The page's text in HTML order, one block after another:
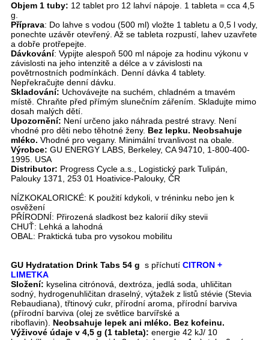
Objem 1 tuby: 12 tablet pro 12 lahví nápoje. 1 tableta = cca 4,5
g.
Příprava: Do lahve s vodou (500 ml) vložte 1 tabletu a 0,5 l vody,
ponechte uzávěr otevřený. Až se tableta rozpustí, lahev uzavřete
a dobře protřepejte.
Dávkování: Vypijte alespoň 500 ml nápoje za hodinu výkonu v
závislosti na jeho intenzitě a délce a v závislosti na
povětrnostních podmínkách. Denní dávka 4 tablety.
Nepřekračujte denní dávku.
Skladování: Uchovávejte na suchém, chladném a tmavém
místě. Chraňte před přímým slunečním zářením. Skladujte mimo
dosah malých dětí.
Upozornění: Není určeno jako náhrada pestré stravy. Není
vhodné pro děti nebo těhotné ženy. Bez lepku. Neobsahuje
mléko. Vhodné pro vegany. Minimální trvanlivost na obale.
Výrobce: GU ENERGY LABS, Berkeley, CA 94710, 1-800-400-
1995. USA
Distributor: Progress Cycle a.s., Logistický park Tulipán,
Palouky 1371, 253 01 Hoativice-Palouky, ČR
NÍZKOKALORICKÉ: K použití kdykoli, v tréninku nebo jen k
osvěžení
PŘÍRODNÍ: Přirozená sladkost bez kalorií díky stevii
CHUŤ: Lehká a lahodná
OBAL: Praktická tuba pro vysokou mobilitu
GU Hydratation Drink Tabs 54 g s příchutí CITRON +
LIMETKA
Složení: kyselina citrónová, dextróza, jedlá soda, uhličitan
sodný, hydrogenuhličitan draselný, výtažek z listů stévie (Stevia
Rebaudiana), třtinový cukr, přírodní aroma, přírodní barviva
(přírodní barviva (olej ze světlice barvířské a
riboflavin). Neobsahuje lepek ani mléko. Bez kofeinu.
Výživové údaje v 4,5 g (1 tableta): energie 42 kJ/ 10